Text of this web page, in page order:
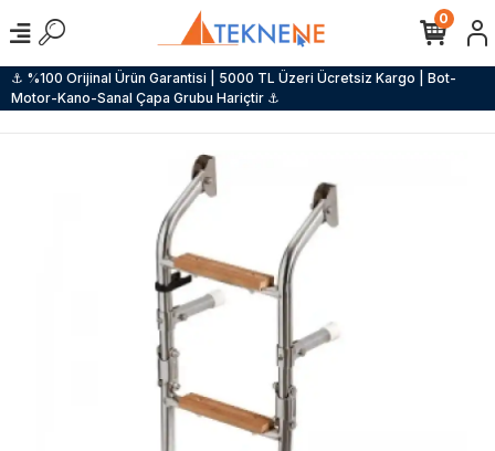
⚓ %100 Orijinal Ürün Garantisi | 5000 TL Üzeri Ücretsiz Kargo | Bot-
Motor-Kano-Sanal Çapa Grubu Hariçtir ⚓
0